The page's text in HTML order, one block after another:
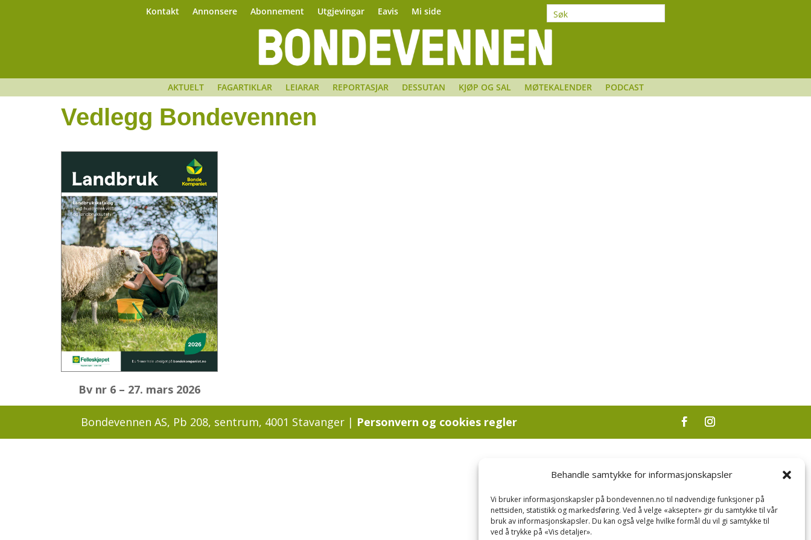
Behandle samtykke for informasjonskapsler
Vi bruker informasjonskapsler på bondevennen.no til nødvendige funksjoner på
nettsiden, statistikk og markedsføring. Ved å velge «aksepter» gir du samtykke til vår
bruk av informasjonskapsler. Du kan også velge hvilke formål du vil gi samtykke til
ved å trykke på «Vis detaljer».
Kontakt Annonsere Abonnement Utgjevingar Eavis Mi side
AKTUELT FAGARTIKLAR LEIARAR REPORTASJAR DESSUTAN KJØP OG SAL MØTEKALENDER PODCAST
Vedlegg Bondevennen
Bv nr 6 – 27. mars 2026
Bondevennen AS, Pb 208, sentrum, 4001 Stavanger | Personvern og cookies regler